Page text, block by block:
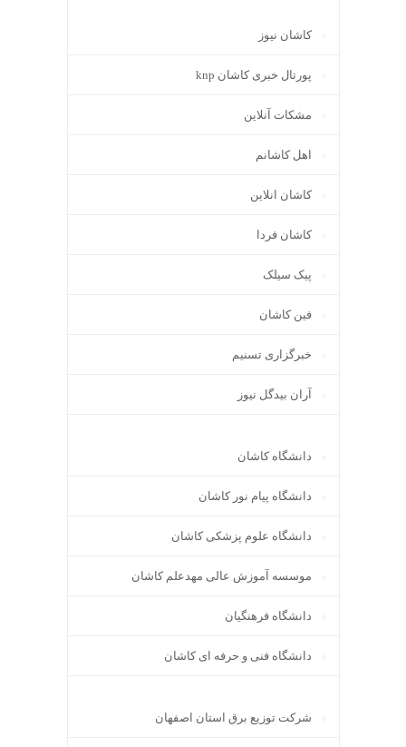
کاشان نیوز
پورتال خبری كاشان knp
مشکات آنلاین
اهل کاشانم
کاشان انلاین
کاشان فردا
پیک سیلک
فین کاشان
خبرگزاری تسنیم
آران بیدگل نیوز
دانشگاه کاشان
دانشگاه پیام نور کاشان
دانشگاه علوم پزشکی کاشان
موسسه آموزش عالی مهدعلم کاشان
دانشگاه فرهنگیان
دانشگاه فنی و حرفه ای کاشان
شرکت توزیع برق استان اصفهان